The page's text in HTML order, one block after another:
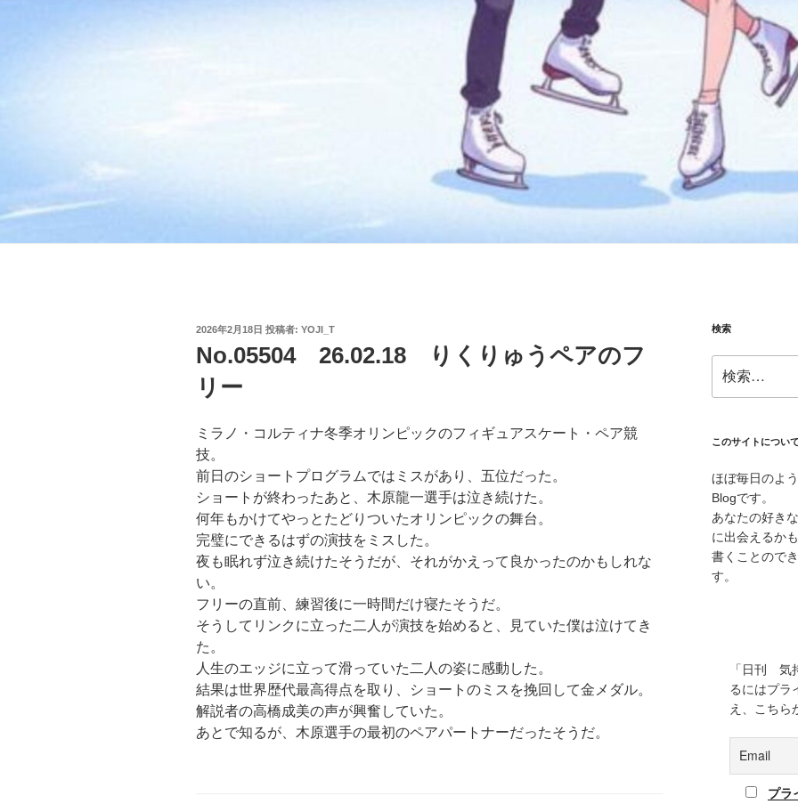
投
日:
2026年2月18日 投稿者: YOJI_T
No.05504 26.02.18 りくりゅうペアのフ
リー
ミラノ・コルティナ冬季オリンピックのフィギュアスケート・ペア競
技。
前日のショートプログラムではミスがあり、五位だった。
ショートが終わったあと、木原龍一選手は泣き続けた。
何年もかけてやっとたどりついたオリンピックの舞台。
完璧にできるはずの演技をミスした。
夜も眠れず泣き続けたそうだが、それがかえって良かったのかもしれな
い。
フリーの直前、練習後に一時間だけ寝たそうだ。
そうしてリンクに立った二人が演技を始めると、見ていた僕は泣けてき
た。
人生のエッジに立って滑っていた二人の姿に感動した。
結果は世界歴代最高得点を取り、ショートのミスを挽回して金メダル。
解説者の高橋成美の声が興奮していた。
あとで知るが、木原選手の最初のペアパートナーだったそうだ。
検索
索:
このサイトについて
ほぼ毎日のよ
Blogです。
あなたの好き
に出会えるか
書くことので
す。
「日刊 気
るにはプラ
え、こちら
プラ